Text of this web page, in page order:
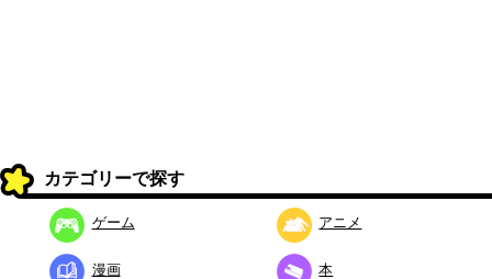
カテゴリーで探す
ゲーム アニメ
漫画 本